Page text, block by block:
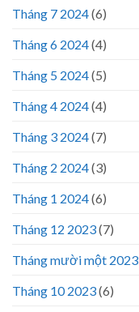
Tháng 7 2024(6)
Tháng 6 2024(4)
Tháng 5 2024(5)
Tháng 4 2024(4)
Tháng 3 2024(7)
Tháng 2 2024(3)
Tháng 1 2024(6)
Tháng 12 2023(7)
Tháng mười một 2023
Tháng 10 2023(6)